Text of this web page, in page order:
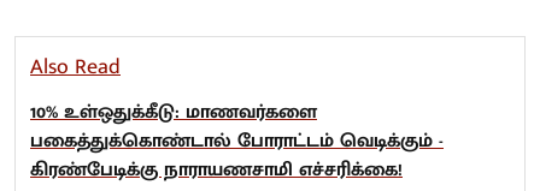
Also Read
10% உள்ஒதுக்கீடு: மாணவர்களை
பகைத்துக்கொண்டால் போராட்டம் வெடிக்கும் -
கிரண்பேடிக்கு நாராயணசாமி எச்சரிக்கை!